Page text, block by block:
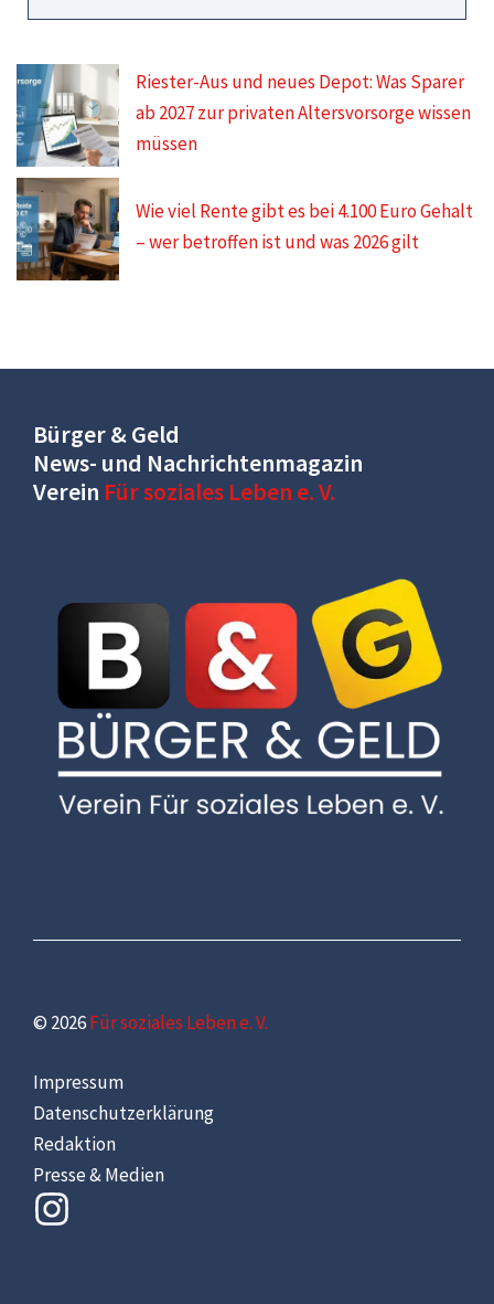
Riester-Aus und neues Depot: Was Sparer
ab 2027 zur privaten Altersvorsorge wissen
müssen
Wie viel Rente gibt es bei 4.100 Euro Gehalt
– wer betroffen ist und was 2026 gilt
Bürger & Geld
News- und Nachrichtenmagazin
Verein Für soziales Leben e. V.
© 2026Für soziales Leben e. V.
Impressum
Datenschutzerklärung
Redaktion
Presse & Medien